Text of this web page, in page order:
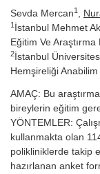
Sevda Mercan1 ,
1 İstanbul Mehmet
Eğitim Ve
2İstanbul
Hemşireliği
AMAÇ: Bu
bireylerin eğitim
YÖNTEMLER:
kullanmakta olan
polikliniklerde takip
hazırlanan anket